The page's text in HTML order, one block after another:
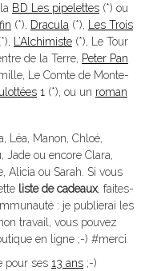
BD Les pipelettes (*) ou
(*), Dracula (*), Les Trois
L’Alchimiste (*), Le Tour
de la Terre, Peter Pan
Le Comte de Monte-
1 (*), ou un roman
Léa, Manon, Chloé,
Jade ou encore Clara,
Alicia ou Sarah. Si vous
liste de cadeaux, faites-
: je publierai les
travail, vous pouvez
en ligne ;-) #merci
pour ses 13 ans ;-)